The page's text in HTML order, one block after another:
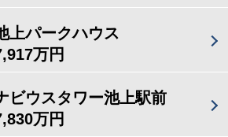
上パークハウス
万円
ビウスタワー池上駅前
万円